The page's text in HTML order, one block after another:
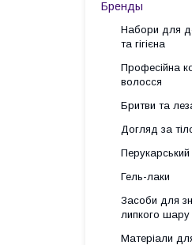
Бренды
Набори для
та гігієна
Професійна
волосся
Бритви та
Догляд за
Перукарський
Гель-лаки
Засоби для
липкого шару
Матеріали